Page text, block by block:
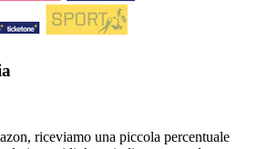
riceviamo una piccola percentuale